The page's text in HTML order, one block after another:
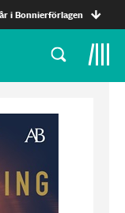
i Bonnierförlagen